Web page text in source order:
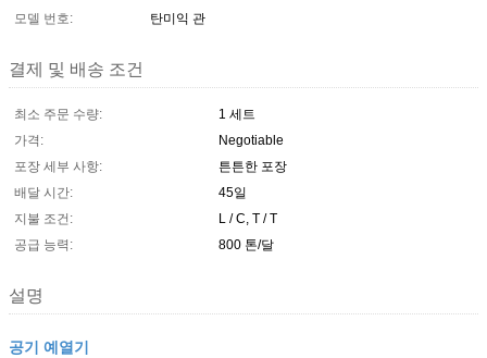
모델 번호:
탄미익 관
결제 및 배송 조건
최소 주문 수량:
1 세트
가격:
Negotiable
포장 세부 사항:
튼튼한 포장
배달 시간:
45일
지불 조건:
L / C, T / T
공급 능력:
800 톤/달
설명
공기 예열기